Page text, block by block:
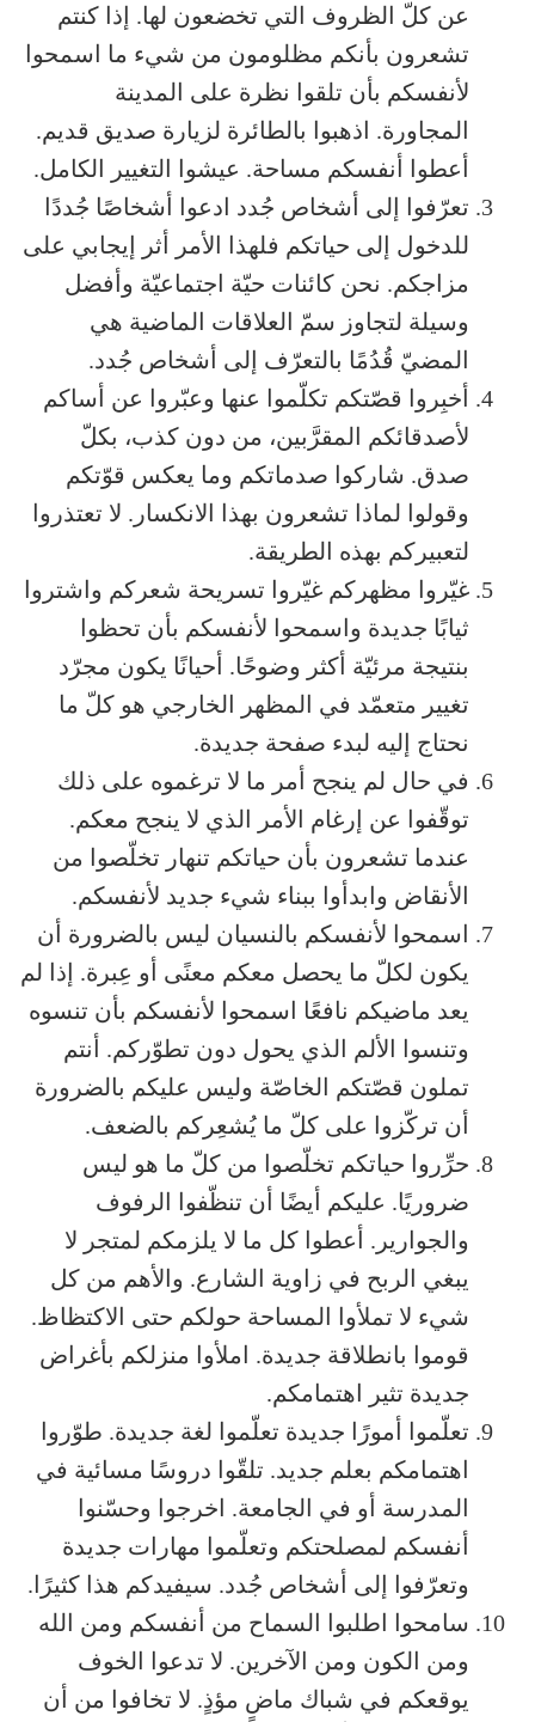
عن كلّ الظروف التي تخضعون لها. إذا كنتم
تشعرون بأنكم مظلومون من شيء ما اسمحوا
لأنفسكم بأن تلقوا نظرة على المدينة
المجاورة. اذهبوا بالطائرة لزيارة صديق قديم.
أعطوا أنفسكم مساحة. عيشوا التغيير الكامل.
تعرّفوا إلى أشخاص جُدد ادعوا أشخاصًا جُددًا
للدخول إلى حياتكم فلهذا الأمر أثر إيجابي على
مزاجكم. نحن كائنات حيّة اجتماعيّة وأفضل
وسيلة لتجاوز سمّ العلاقات الماضية هي
المضيّ قُدُمًا بالتعرّف إلى أشخاص جُدد.
أخبِروا قصّتكم تكلّموا عنها وعبّروا عن أساكم
لأصدقائكم المقرَّبين، من دون كذب، بكلّ
صدق. شاركوا صدماتكم وما يعكس قوّتكم
وقولوا لماذا تشعرون بهذا الانكسار. لا تعتذروا
لتعبيركم بهذه الطريقة.
غيّروا مظهركم غيّروا تسريحة شعركم واشتروا
ثيابًا جديدة واسمحوا لأنفسكم بأن تحظوا
بنتيجة مرئيّة أكثر وضوحًا. أحيانًا يكون مجرّد
تغيير متعمّد في المظهر الخارجي هو كلّ ما
نحتاج إليه لبدء صفحة جديدة.
في حال لم ينجح أمر ما لا ترغموه على ذلك
توقّفوا عن إرغام الأمر الذي لا ينجح معكم.
عندما تشعرون بأن حياتكم تنهار تخلّصوا من
الأنقاض وابدأوا ببناء شيء جديد لأنفسكم.
اسمحوا لأنفسكم بالنسيان ليس بالضرورة أن
يكون لكلّ ما يحصل معكم معنًى أو عِبرة. إذا لم
يعد ماضيكم نافعًا اسمحوا لأنفسكم بأن تنسوه
وتنسوا الألم الذي يحول دون تطوّركم. أنتم
تملون قصّتكم الخاصّة وليس عليكم بالضرورة
أن تركّزوا على كلّ ما يُشعِركم بالضعف.
حرِّروا حياتكم تخلّصوا من كلّ ما هو ليس
ضروريًا. عليكم أيضًا أن تنظّفوا الرفوف
والجوارير. أعطوا كل ما لا يلزمكم لمتجر لا
يبغي الربح في زاوية الشارع. والأهم من كل
شيء لا تملأوا المساحة حولكم حتى الاكتظاظ.
قوموا بانطلاقة جديدة. املأوا منزلكم بأغراض
جديدة تثير اهتمامكم.
تعلّموا أمورًا جديدة تعلّموا لغة جديدة. طوّروا
اهتمامكم بعلم جديد. تلقّوا دروسًا مسائية في
المدرسة أو في الجامعة. اخرجوا وحسّنوا
أنفسكم لمصلحتكم وتعلّموا مهارات جديدة
وتعرّفوا إلى أشخاص جُدد. سيفيدكم هذا كثيرًا.
سامحوا اطلبوا السماح من أنفسكم ومن الله
ومن الكون ومن الآخرين. لا تدعوا الخوف
يوقعكم في شباك ماضٍ مؤذٍ. لا تخافوا من أن